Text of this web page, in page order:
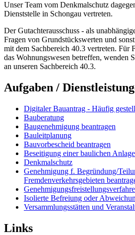
Unser Team vom Denkmalschutz
Dienststelle in Schongau vertreten.
Der Gutachterausschuss - als
Fragen von Grundstückswerten und
mit dem Sachbereich 40.3 vertreten. Für
das Wohnungswesen betreffen, wenden
an unseren Sachbereich 40.3.
Aufgaben /
Digitaler Bauantrag - Häufig
Bauberatung
Baugenehmigung beantragen
Bauleitplanung
Bauvorbescheid beantragen
Beseitigung einer baulichen
Denkmalschutz
Genehmigung f. Begründung/
Fremdenverkehrsgebieten
Isolierte Befreiung oder
Versammlungsstätten und
Links